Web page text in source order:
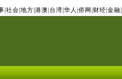
社会 地方 港澳 台湾 华人 侨网 财经 金融